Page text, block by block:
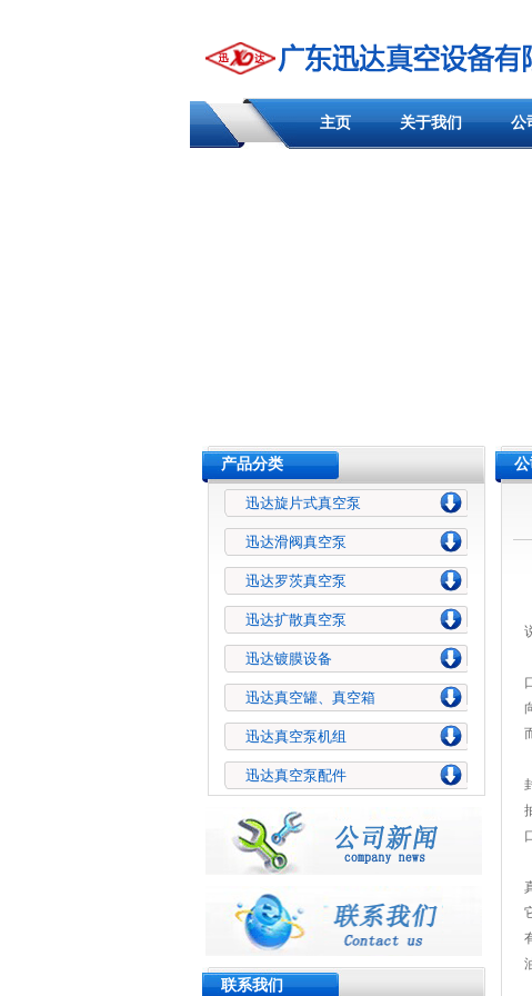
主页 关于我们 公
产品分类
迅达旋片式真空泵
迅达滑阀真空泵
迅达罗茨真空泵
迅达扩散真空泵
迅达镀膜设备
迅达真空罐、真空箱
迅达真空泵机组
迅达真空泵配件
联系我们
公